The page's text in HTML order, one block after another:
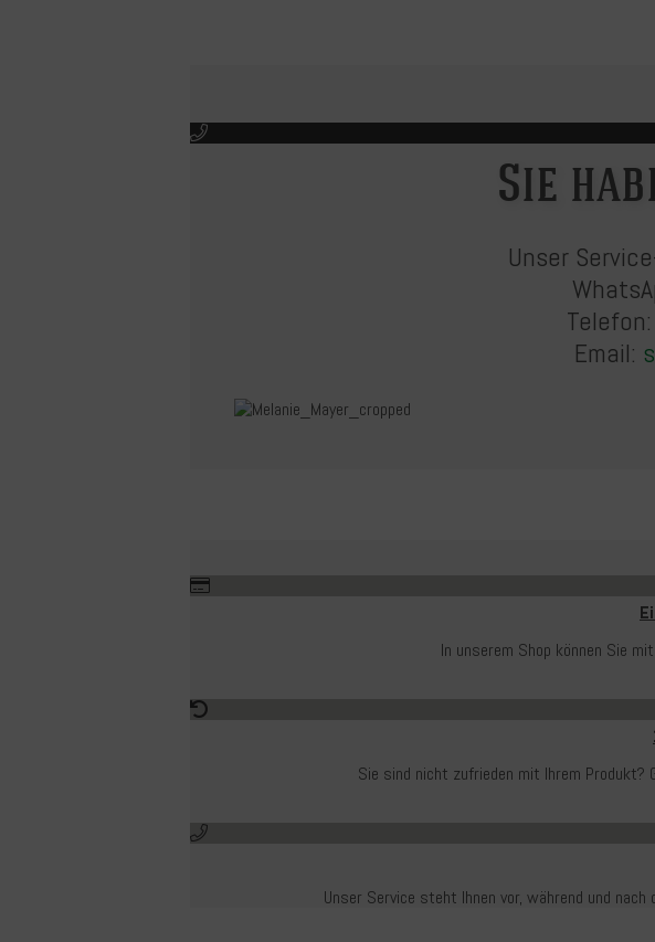
Sie
Unser
Telefon:
Email:
In unserem Shop können Sie
Sie sind nicht zufrieden mit Ihrem Produkt?
Unser Service steht Ihnen vor, während und